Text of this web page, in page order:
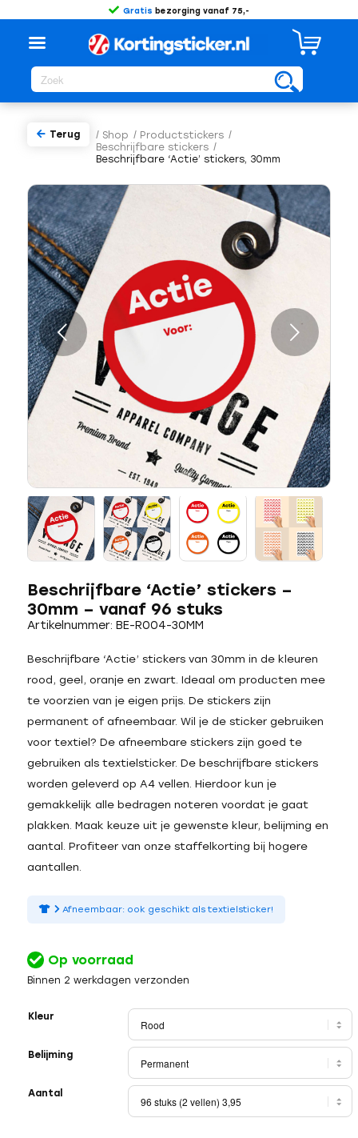
Gratis bezorging vanaf 75,-
/ Shop / Productstickers /
Beschrijfbare stickers /
Beschrijfbare ‘Actie’ stickers, 30mm
Terug
Volgende
Beschrijfbare ‘Actie’ stickers –
30mm – vanaf 96 stuks
Artikelnummer: BE-R004-30MM
Beschrijfbare ‘Actie’ stickers van 30mm in de kleuren
rood, geel, oranje en zwart. Ideaal om producten mee
te voorzien van je eigen prijs. De stickers zijn
permanent of afneembaar. Wil je de sticker gebruiken
voor textiel? De afneembare stickers zijn goed te
gebruiken als textielsticker. De beschrijfbare stickers
worden geleverd op A4 vellen. Hierdoor kun je
gemakkelijk alle bedragen noteren voordat je gaat
plakken. Maak keuze uit je gewenste kleur, belijming en
aantal. Profiteer van onze staffelkorting bij hogere
aantallen.
Afneembaar: ook geschikt als textielsticker!
Op voorraad
Binnen 2 werkdagen verzonden
Kleur
Belijming
Aantal